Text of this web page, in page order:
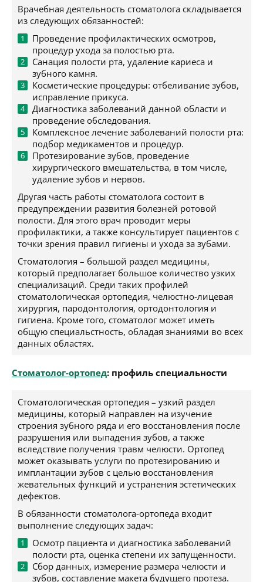
Врачебная деятельность стоматолога складывается
из следующих обязанностей:
Проведение профилактических осмотров,
процедур ухода за полостью рта.
Санация полости рта, удаление кариеса и
зубного камня.
Косметические процедуры: отбеливание зубов,
исправление прикуса.
Диагностика заболеваний данной области и
проведение обследования.
Комплексное лечение заболеваний полости рта:
подбор медикаментов и процедур.
Протезирование зубов, проведение
хирургического вмешательства, в том числе,
удаление зубов и нервов.
Другая часть работы стоматолога состоит в
предупреждении развития болезней ротовой
полости. Для этого врач проводит меры
профилактики, а также консультирует пациентов с
точки зрения правил гигиены и ухода за зубами.
Стоматология – большой раздел медицины,
который предполагает большое количество узких
специализаций. Среди таких профилей
стоматологическая ортопедия, челюстно-лицевая
хирургия, пародонтология, ортодонтология и
гигиена. Кроме того, стоматолог может иметь
общую специальстность, обладая знаниями во всех
данных областях.
Стоматолог-ортопед: профиль специальности
Стоматологическая ортопедия – узкий раздел
медицины, который направлен на изучение
строения зубного ряда и его восстановления после
разрушения или выпадения зубов, а также
вследствие получения травм челюсти. Ортопед
может оказывать услуги по протезированию и
имплантации зубов с целью восстановления
жевательных функций и устранения эстетических
дефектов.
В обязанности стоматолога-ортопеда входит
выполнение следующих задач:
Осмотр пациента и диагностика заболеваний
полости рта, оценка степени их запущенности.
Сбор данных, измерение размера челюсти и
зубов, составление макета будущего протеза.